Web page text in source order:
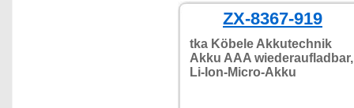
im Gepäck oder der
Fototasche sind die Akku-
Packs mit USB-C-Anschluss
durchaus sehr nützlich."
ZX-8367-919
tka Köbele Akkutechnik
Akku AAA wiederaufladbar,
Li-Ion-Micro-Akku